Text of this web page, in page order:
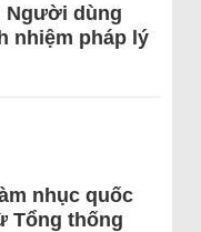
Người dùng
nhiệm pháp lý
nhục quốc
Tổng thống